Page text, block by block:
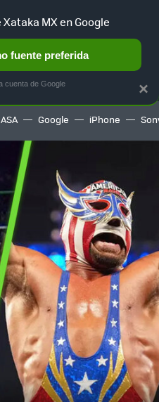
AUTO TERRITORIO
Google iPhone
×
MX en Google
fuente preferida
cuenta de Google